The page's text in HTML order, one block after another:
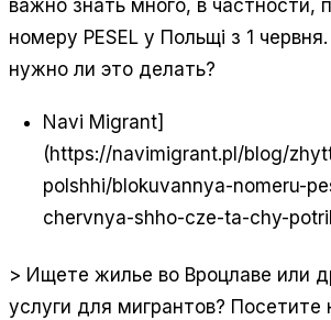
важно знать много, в частности,
номеру PESEL у Польщі з 1
нужно ли это делать?
Navi Migrant]
(https://navimigrant.pl/blog/
polshhi/blokuvannya-nomeru-
chervnya-shho-cze-ta-chy-
> Ищете жилье во Вроцлаве или
услуги для мигрантов? Посетите